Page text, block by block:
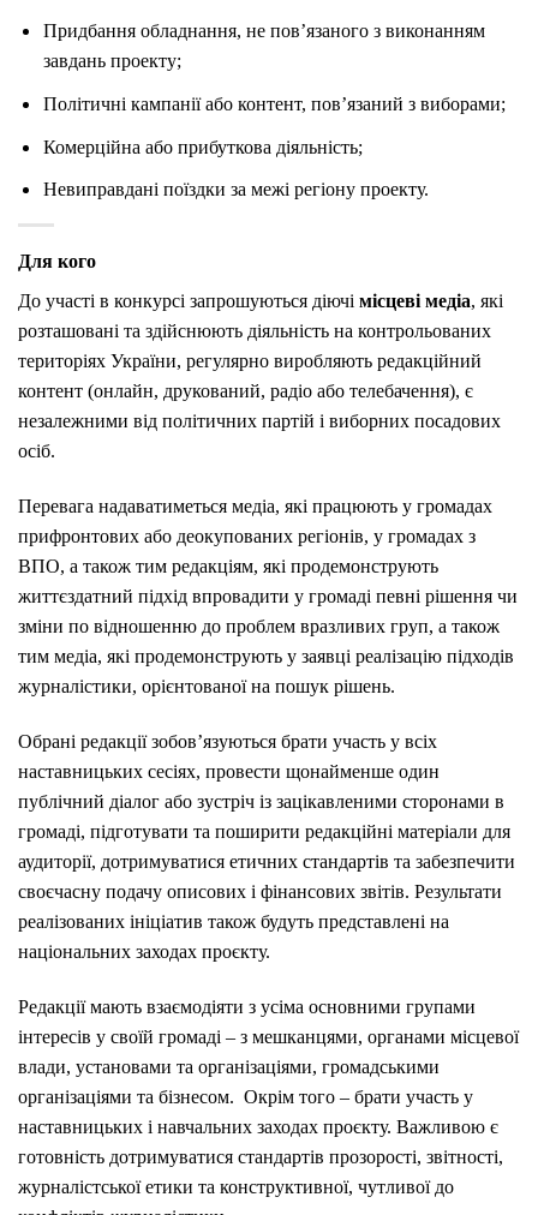
Придбання обладнання, не пов’язаного з виконанням
завдань проекту;
Політичні кампанії або контент, пов’язаний з виборами;
Комерційна або прибуткова діяльність;
Невиправдані поїздки за межі регіону проекту.
Для кого
До участі в конкурсі запрошуються діючі місцеві медіа, які
розташовані та здійснюють діяльність на контрольованих
територіях України, регулярно виробляють редакційний
контент (онлайн, друкований, радіо або телебачення), є
незалежними від політичних партій і виборних посадових
осіб.
Перевага надаватиметься медіа, які працюють у громадах
прифронтових або деокупованих регіонів, у громадах з
ВПО, а також тим редакціям, які продемонструють
життєздатний підхід впровадити у громаді певні рішення чи
зміни по відношенню до проблем вразливих груп, а також
тим медіа, які продемонструють у заявці реалізацію підходів
журналістики, орієнтованої на пошук рішень.
Обрані редакції зобов’язуються брати участь у всіх
наставницьких сесіях, провести щонайменше один
публічний діалог або зустріч із зацікавленими сторонами в
громаді, підготувати та поширити редакційні матеріали для
аудиторії, дотримуватися етичних стандартів та забезпечити
своєчасну подачу описових і фінансових звітів. Результати
реалізованих ініціатив також будуть представлені на
національних заходах проєкту.
Редакції мають взаємодіяти з усіма основними групами
інтересів у своїй громаді – з мешканцями, органами місцевої
влади, установами та організаціями, громадськими
організаціями та бізнесом. Окрім того – брати участь у
наставницьких і навчальних заходах проєкту. Важливою є
готовність дотримуватися стандартів прозорості, звітності,
журналістської етики та конструктивної, чутливої до